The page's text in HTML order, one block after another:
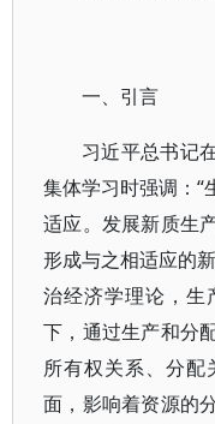
一、引言
习近平总书记
集体学习时强调：“
适应。发展新质生
形成与之相适应的
治经济学理论，生
下，通过生产和分
所有权关系、分
面，影响着资源的